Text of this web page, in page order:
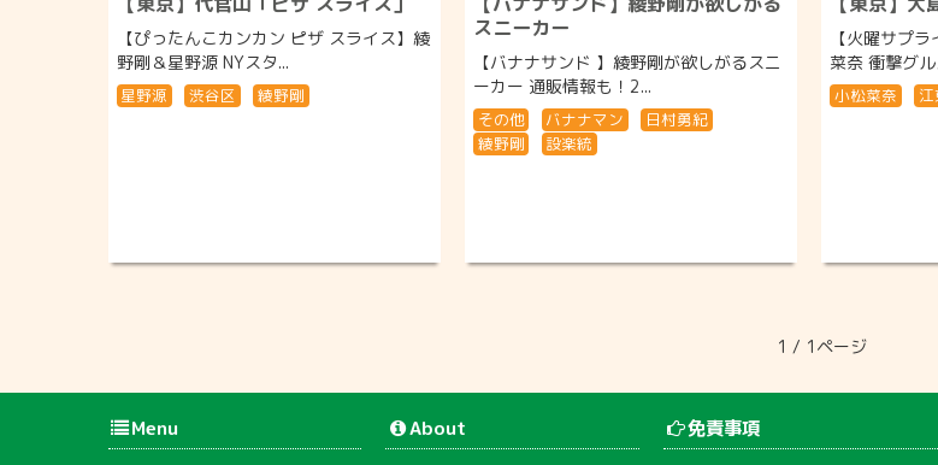
【ぴったんこカンカン ピザ スライス】綾
野剛＆星野源 NYスタ...
星野源 渋谷区 綾野剛
スニーカー
【バナナサンド 】綾野剛が欲しがるスニ
ーカー 通販情報も！2...
その他 バナナマン
日村勇紀
綾野剛
設楽統
【火曜サプ
菜奈 衝撃グル
小松菜奈 江
1 / 1ページ
Menu About 免責事項